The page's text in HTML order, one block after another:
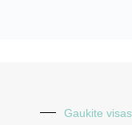
Gaukite